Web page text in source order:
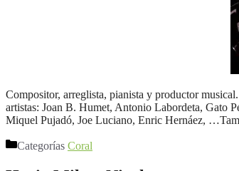
Compositor, arreglista, pianista y productor
artistas: Joan B. Humet, Antonio Labordeta, Gato
Miquel Pujadó, Joe Luciano, Enric Hernáez,
Categorías Coral